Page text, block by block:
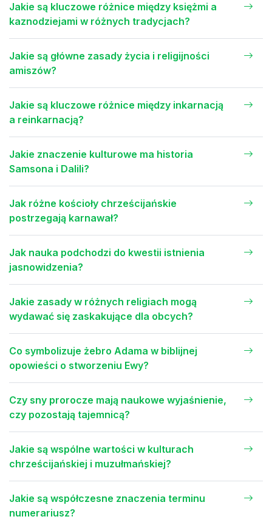
Jakie są kluczowe różnice między księżmi a
kaznodziejami w różnych tradycjach?
Jakie są główne zasady życia i religijności
amiszów?
Jakie są kluczowe różnice między inkarnacją
a reinkarnacją?
Jakie znaczenie kulturowe ma historia
Samsona i Dalili?
Jak różne kościoły chrześcijańskie
postrzegają karnawał?
Jak nauka podchodzi do kwestii istnienia
jasnowidzenia?
Jakie zasady w różnych religiach mogą
wydawać się zaskakujące dla obcych?
Co symbolizuje żebro Adama w biblijnej
opowieści o stworzeniu Ewy?
Czy sny prorocze mają naukowe wyjaśnienie,
czy pozostają tajemnicą?
Jakie są wspólne wartości w kulturach
chrześcijańskiej i muzułmańskiej?
Jakie są współczesne znaczenia terminu
numerariusz?